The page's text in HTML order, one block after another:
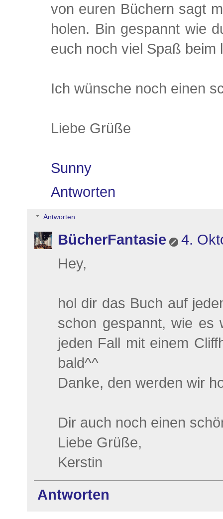
von euren Büchern sagt
holen. Bin gespannt wie
euch noch viel Spaß beim
Ich wünsche noch einen
Liebe Grüße
Sunny
Antworten
Antworten
BücherFantasie
4.
Hey,
hol dir das Buch auf
schon gespannt, wie es
jeden Fall mit einem
bald^^
Danke, den werden wir
Dir auch noch einen
Liebe Grüße,
Kerstin
Antworten